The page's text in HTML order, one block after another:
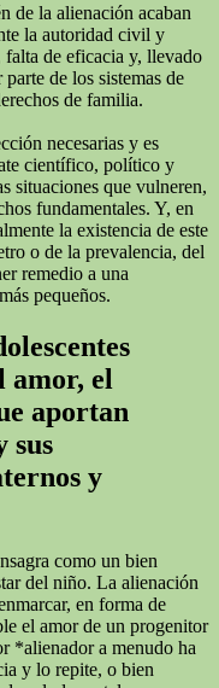
de la alienación acaban
la autoridad civil y
de eficacia y, llevado
de los sistemas de
de familia.
necesarias y es
científico, político y
situaciones que vulneren,
fundamentales. Y, en
la existencia de este
o de la prevalencia, del
remedio a una
pequeños.
el
aportan
sus
y
como un bien
del niño. La alienación
en forma de
el amor de un progenitor
*alienador a menudo ha
y lo repite, o bien